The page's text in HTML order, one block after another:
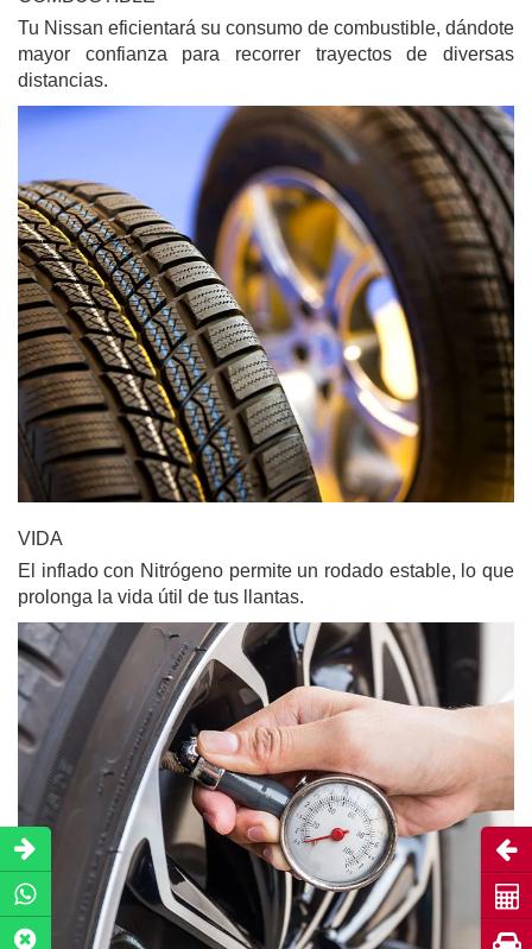
Tu Nissan eficientará su consumo de combustible, dándote
mayor confianza para recorrer trayectos de diversas
distancias.
VIDA
El inflado con Nitrógeno permite un rodado estable, lo que
prolonga la vida útil de tus llantas.